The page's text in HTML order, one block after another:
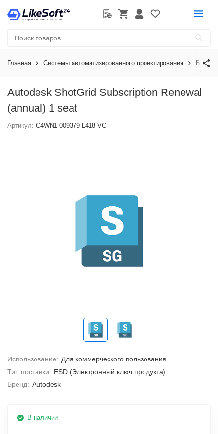
Главная Системы автоматизированного проектирования
Autodesk ShotGrid Subscription Renewal
(annual) 1 seat
Артикул: C4WN1-009379-L418-VC
Использование: Для коммерческого пользования
Тип поставки: ESD (Электронный ключ продукта)
Бренд: Autodesk
В наличии